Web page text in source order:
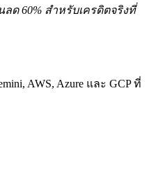
ด 60% สำหรับเครดิตจริงที่
AWS, Azure และ GCP ที่